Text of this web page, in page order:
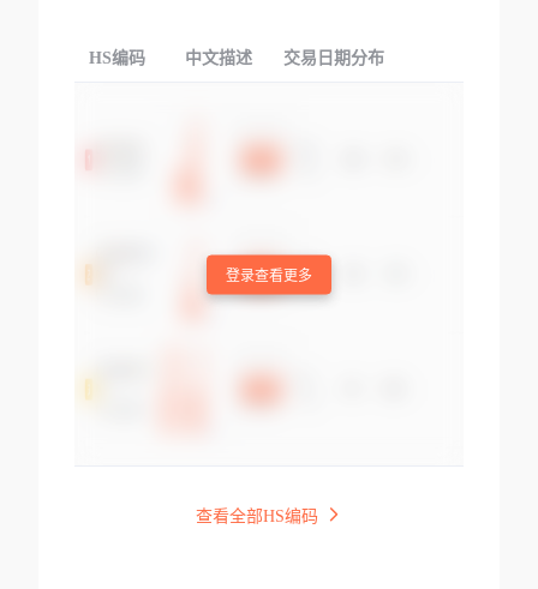
HS编码 中文描述 交易日期分布
登录查看更多
查看全部HS编码